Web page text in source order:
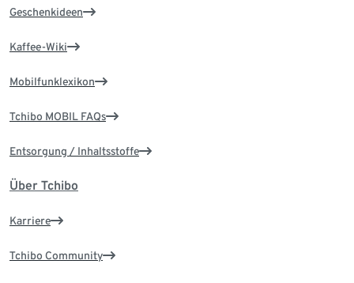
Geschenkideen
Kaffee-Wiki
Mobilfunklexikon
Tchibo MOBIL FAQs
Entsorgung / Inhaltsstoffe
Über Tchibo
Karriere
Tchibo Community